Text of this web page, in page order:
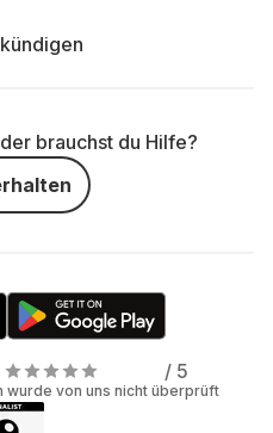
brauchst du Hilfe?
/ 5
wurde von uns nicht überprüft